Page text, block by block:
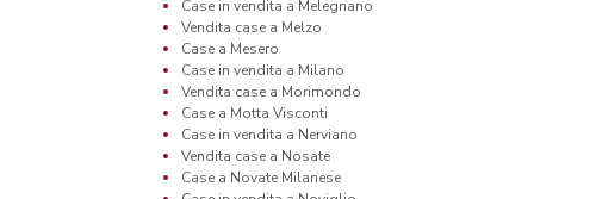
Case in vendita a Melegnano
Vendita case a Melzo
Case a Mesero
Case in vendita a Milano
Vendita case a Morimondo
Case a Motta Visconti
Case in vendita a Nerviano
Vendita case a Nosate
Case a Novate Milanese